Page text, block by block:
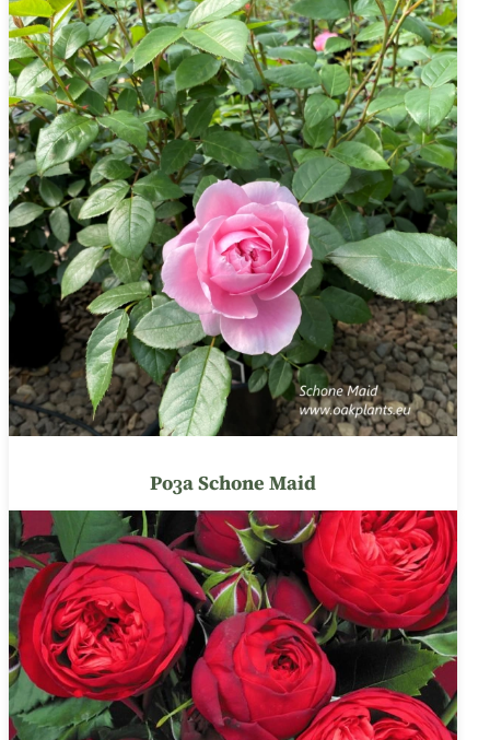
Роза Schоne Maid